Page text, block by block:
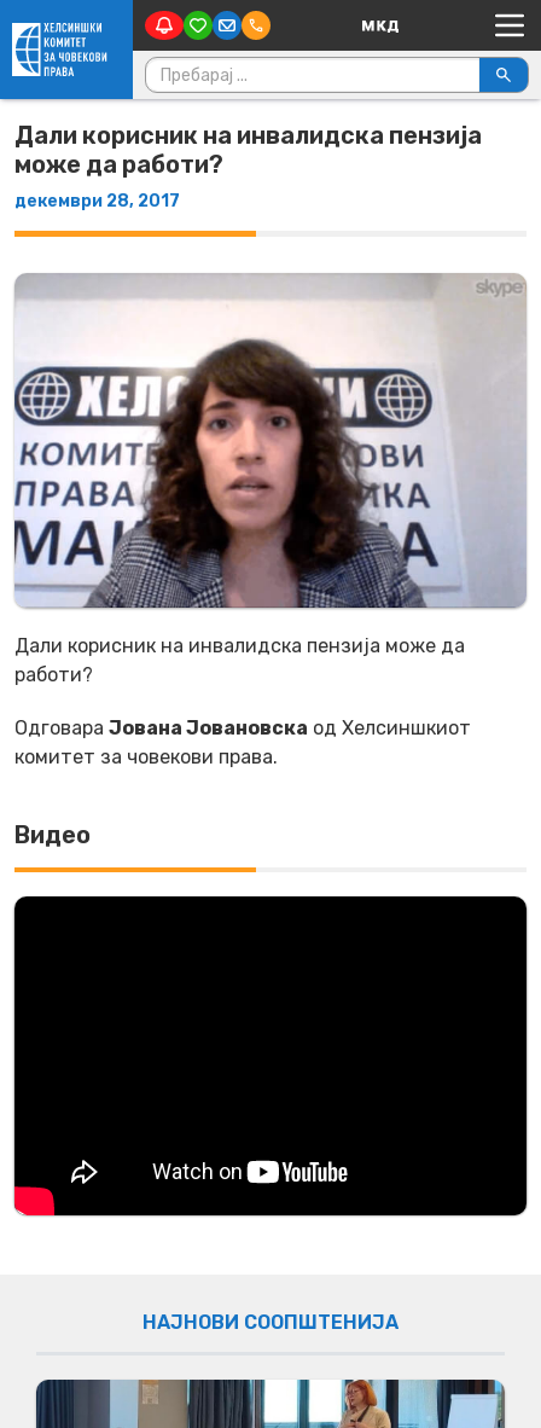
Skip to content Main Navigation
Пребарувај за:
Дали корисник на инвалидска пензија
може да работи?
декември 28, 2017
Дали корисник на инвалидска пензија може да
работи?
Одговара Јована Јовановска oд Хелсиншкиот
комитет за човекови права.
Видео
НАЈНОВИ СООПШТЕНИЈА